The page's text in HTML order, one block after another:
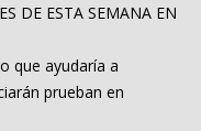
DE ESTA SEMANA EN
que ayudaría a
prueban en